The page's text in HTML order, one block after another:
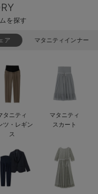
ベビーシューズ・ファーストシューズ・ベビー靴下
ベビー
あったかアイテム｜
もらって嬉しいギフト
何枚あっても嬉しい
長く使えるアイテム
お部屋映えアイテム
裏起毛素材
を探す
ア マタニティインナー
タニティ
ツ・レギン
ス
マタニティ
スカート